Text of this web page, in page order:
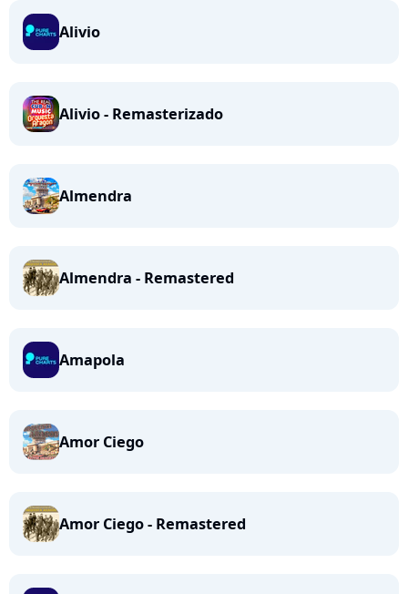
Alivio
Alivio - Remasterizado
Almendra
Almendra - Remastered
Amapola
Amor Ciego
Amor Ciego - Remastered